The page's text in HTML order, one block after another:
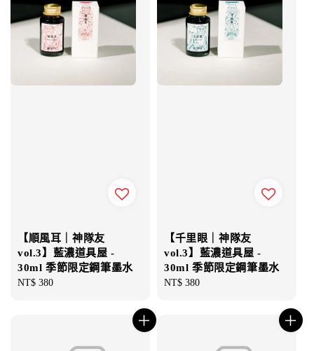
【順風耳｜神隊友
vol.3】藍濃道具屋 -
30ml 季節限定鋼筆墨水
Regular
NT$ 380
【千里眼｜神隊友
vol.3】藍濃道具屋 -
30ml 季節限定鋼筆墨水
Regular
NT$ 380